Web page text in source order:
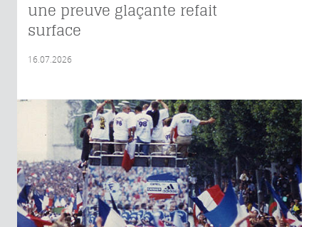
une preuve glaçante refait
surface
16.07.2026